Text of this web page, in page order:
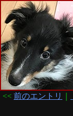
<< 前のエントリ